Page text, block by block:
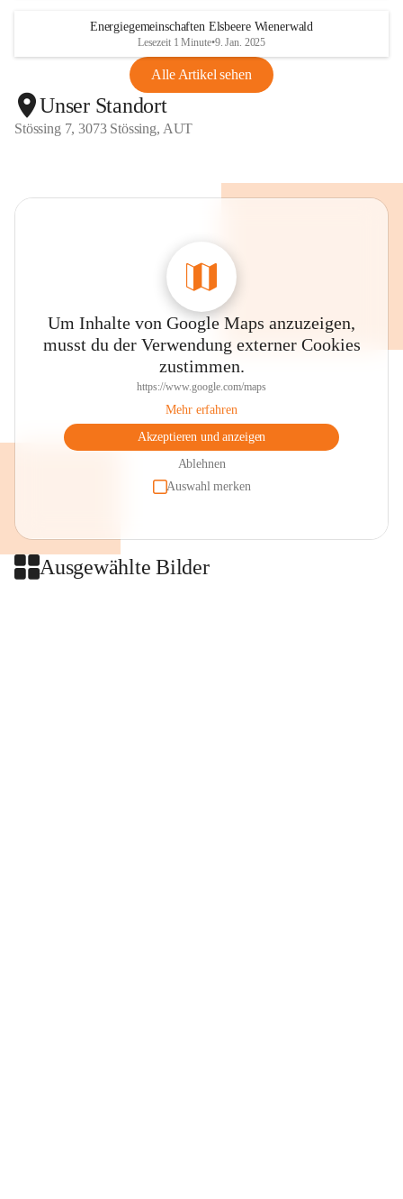
Energiegemeinschaften Elsbeere Wienerwald
Lesezeit 1 Minute•9. Jan. 2025
Alle Artikel sehen
Unser Standort
Stössing 7, 3073 Stössing, AUT
Um Inhalte von Google Maps anzuzeigen,
musst du der Verwendung externer Cookies
zustimmen.
https://www.google.com/maps
Mehr erfahren
Akzeptieren und anzeigen
Ablehnen
Auswahl merken
Ausgewählte Bilder